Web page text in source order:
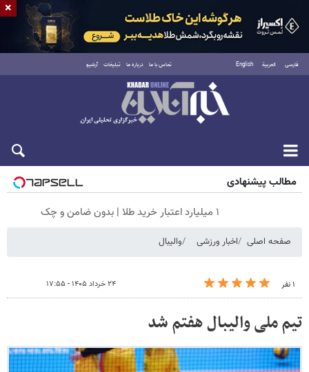
فارسی العربية English تماس با ما درباره ما تبلیغات آرشیو
شنبه ۱۷ مرداد ۱۴۰۵
مطالب پیشنهادی
۱ میلیارد اعتبار خرید طلا | بدون ضامن و چک
صفحه اصلی اخبار ورزشی والیبال
۱ نفر ۲۴ خرداد ۱۴۰۵ - ۱۷:۵۵
تیم ملی والیبال هفتم شد
×